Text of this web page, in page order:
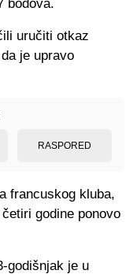
bodova.
uručiti otkaz
je upravo
RASPORED
francuskog kluba,
godine ponovo
godišnjak je u